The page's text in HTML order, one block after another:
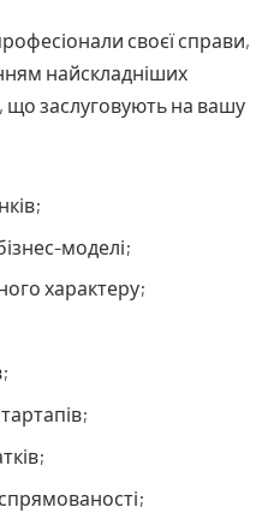
своєї справи,
найскладніших
що заслуговують на вашу
моделі;
характеру;